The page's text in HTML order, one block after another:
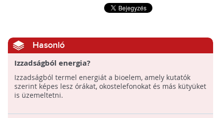
Hasonló
Izzadságból energia?
Izzadságból termel energiát a bioelem, amely kutatók
szerint képes lesz órákat, okostelefonokat és más kütyüket
is üzemeltetni.